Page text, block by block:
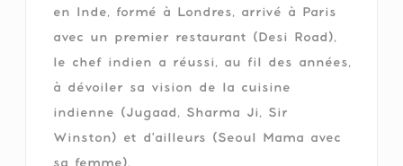
en Inde, formé à Londres, arrivé à Paris
avec un premier restaurant (Desi Road),
le chef indien a réussi, au fil des années,
à dévoiler sa vision de la cuisine
indienne (Jugaad, Sharma Ji, Sir
Winston) et d'ailleurs (Seoul Mama avec
sa femme).